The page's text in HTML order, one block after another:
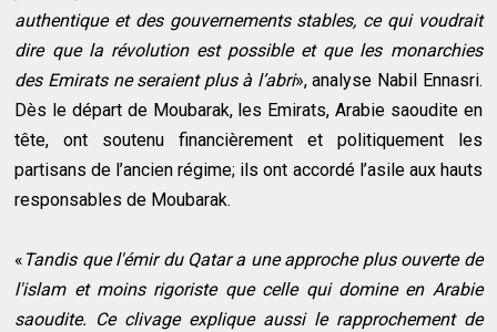
authentique et des gouvernements stables, ce qui voudrait
dire que la révolution est possible et que les monarchies
des Emirats ne seraient plus à l’abri», analyse Nabil Ennasri.
Dès le départ de Moubarak, les Emirats, Arabie saoudite en
tête, ont soutenu financièrement et politiquement les
partisans de l’ancien régime; ils ont accordé l’asile aux hauts
responsables de Moubarak.
« Tandis que l'émir du Qatar a une approche plus ouverte de
l'islam et moins rigoriste que celle qui domine en Arabie
saoudite. Ce clivage explique aussi le rapprochement de